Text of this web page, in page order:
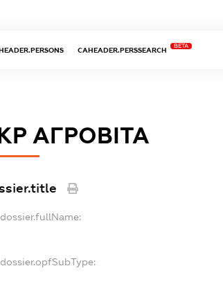
CAHEADER.PERSSEARCH
BETA
АГРОВІТА
dossier.fullName:
dossier.opfSubType: